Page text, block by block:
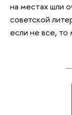
на местах шли
советской
если не все, то